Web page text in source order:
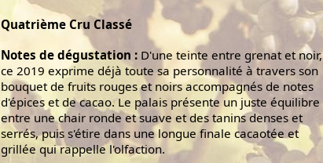
Quatrième Cru Classé
Notes de dégustation : D'une teinte entre grenat et noir,
ce 2019 exprime déjà toute sa personnalité à travers son
bouquet de fruits rouges et noirs accompagnés de notes
d'épices et de cacao. Le palais présente un juste équilibre
entre une chair ronde et suave et des tanins denses et
serrés, puis s'étire dans une longue finale cacaotée et
grillée qui rappelle l'olfaction.